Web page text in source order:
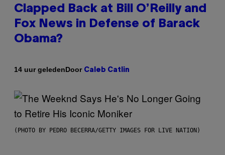
Clapped Back at Bill O’Reilly and
Fox News in Defense of Barack
Obama?
14 uur geledenDoor Caleb Catlin
(PHOTO BY PEDRO BECERRA/GETTY IMAGES FOR LIVE NATION)